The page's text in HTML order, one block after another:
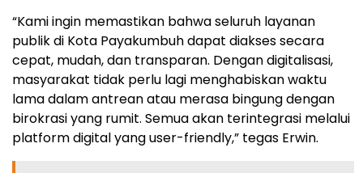
“Kami ingin memastikan bahwa seluruh layanan
publik di Kota Payakumbuh dapat diakses secara
cepat, mudah, dan transparan. Dengan digitalisasi,
masyarakat tidak perlu lagi menghabiskan waktu
lama dalam antrean atau merasa bingung dengan
birokrasi yang rumit. Semua akan terintegrasi melalui
platform digital yang user-friendly,” tegas Erwin.